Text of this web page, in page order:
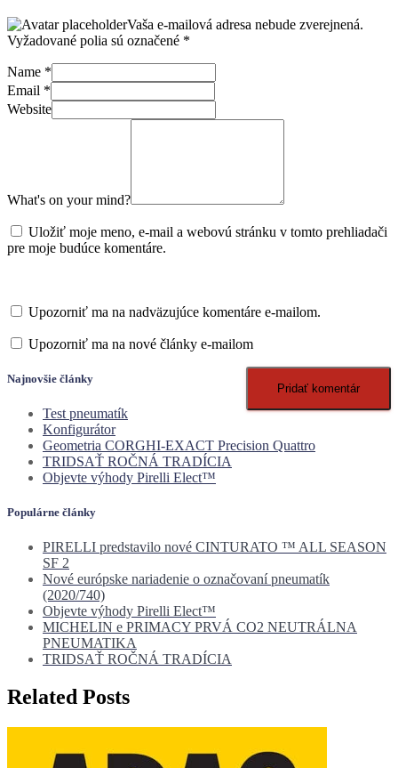
Vaša e-mailová adresa nebude zverejnená.
Vyžadované polia sú označené *
Name *
Email *
Website
What's on your mind?
Uložiť moje meno, e-mail a webovú stránku v tomto prehliadači
pre moje budúce komentáre.
Upozorniť ma na nadväzujúce komentáre e-mailom.
Upozorniť ma na nové články e-mailom
Najnovšie články
Test pneumatík
Konfigurátor
Geometria CORGHI-EXACT Precision Quattro
TRIDSAŤ ROČNÁ TRADÍCIA
Objevte výhody Pirelli Elect™
Populárne články
PIRELLI predstavilo nové CINTURATO ™ ALL SEASON
SF 2
Nové európske nariadenie o označovaní pneumatík
(2020/740)
Objevte výhody Pirelli Elect™
MICHELIN e PRIMACY PRVÁ CO2 NEUTRÁLNA
PNEUMATIKA
TRIDSAŤ ROČNÁ TRADÍCIA
Related Posts